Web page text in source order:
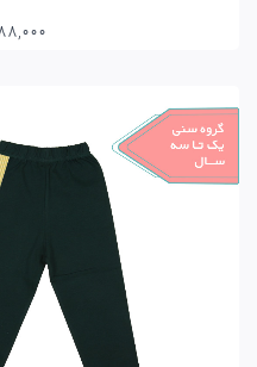
1,588,000